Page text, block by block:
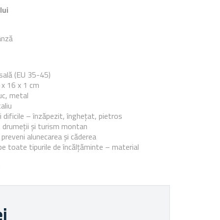
(EU 35-45)
16 x 1 cm
metal
dificile – înzăpezit, înghețat, pietros
și turism montan
alunecarea și căderea
toate tipurile de încălțăminte – material